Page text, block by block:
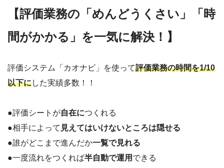
【評価業務の「めんどうくさい」「時
間がかかる」を一気に解決！】
評価システム「カオナビ」を使って評価業務の時間を1/10
以下にした実績多数！！
●評価シートが自在につくれる
●相手によって 見えてはいけないところは隠せる
●誰がどこまで進んだか一覧で見れる
●一度流れをつくれば半自動で運用 できる